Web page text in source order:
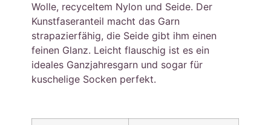
Wolle, recyceltem Nylon und Seide. Der
Kunstfaseranteil macht das Garn
strapazierfähig, die Seide gibt ihm einen
feinen Glanz. Leicht flauschig ist es ein
ideales Ganzjahresgarn und sogar für
kuschelige Socken perfekt.